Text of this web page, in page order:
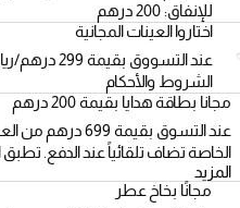
للإنفاق: 200 درهم
اختاروا العينات المجانية
عند التسووق
الشروط والأحكام
مجانا بطاقة هدايا بقيمة 200 درهم
عند التسوق بقيمة
الخاصة تضاف تلقائياً عند الدفع.
المزيد
مجانًا بخاخ عطر